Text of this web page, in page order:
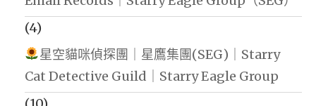
(4)
星空貓咪偵探團｜星鷹集團(SEG)｜Starry
Cat Detective Guild｜Starry Eagle Group